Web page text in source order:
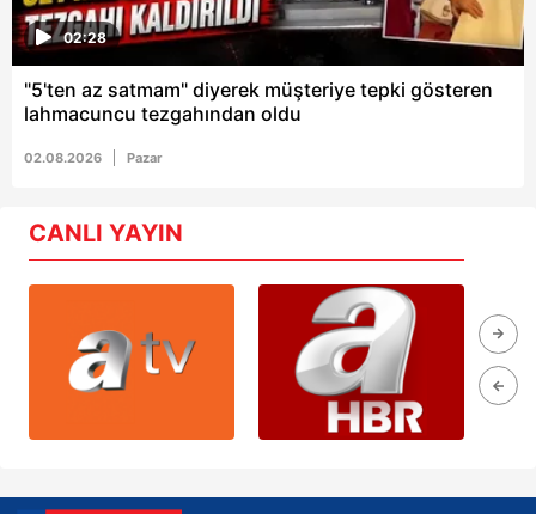
02:28
"5'ten az satmam" diyerek müşteriye tepki gösteren
lahmacuncu tezgahından oldu
02.08.2026 Pazar
CANLI YAYIN